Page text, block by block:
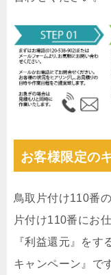
お客様限定の
鳥取片付け110番
片付け110番にお
『利益還元』を
キャンペーン』で